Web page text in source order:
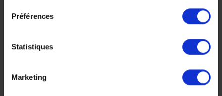
Préférences
Statistiques
Marketing
Faites nous part de vos
envies